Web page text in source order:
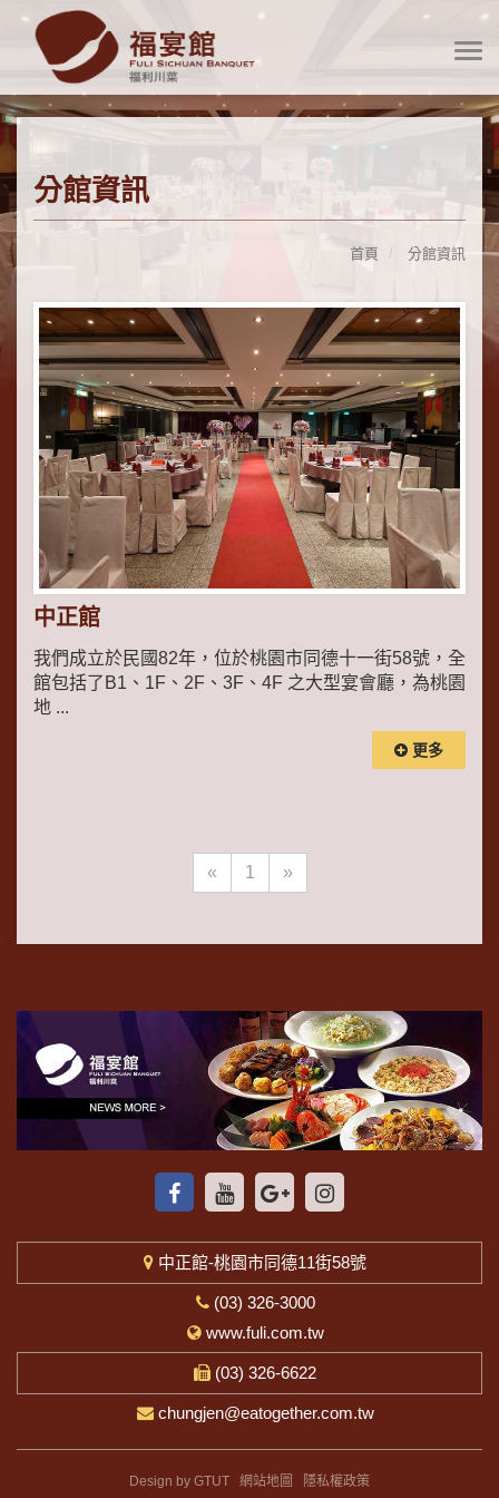
分館資訊
首頁 分館資訊
中正館
我們成立於民國82年，位於桃園市同德十一街58號，全
館包括了B1、1F、2F、3F、4F 之大型宴會廳，為桃園
地 ...
更多
« 1 »
中正館-桃園市同德11街58號
(03) 326-3000
www.fuli.com.tw
(03) 326-6622
chungjen@eatogether.com.tw
Design by GTUT 網站地圖 隱私權政策